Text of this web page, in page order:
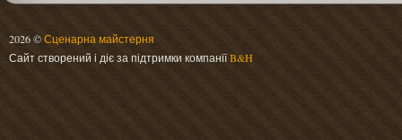
2026 ©Сценарна майстерня
Сайт створений і діє за підтримки компаніїB&H